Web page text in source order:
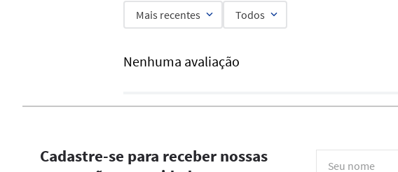
Mais recentes Todos
Nenhuma avaliação
Cadastre-se para receber nossas